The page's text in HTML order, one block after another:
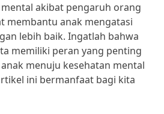
akibat pengaruh orang
membantu anak mengatasi
lebih baik. Ingatlah bahwa
memiliki peran yang penting
menuju kesehatan mental
ini bermanfaat bagi kita